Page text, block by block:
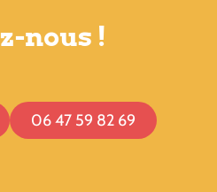
nous !
06 47 59 82 69